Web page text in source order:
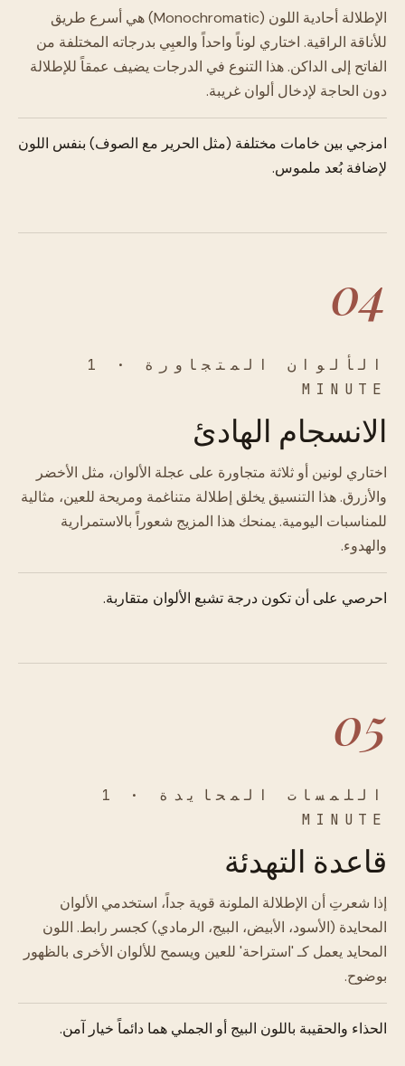
الإطلالة أحادية اللون (Monochromatic) هي أسرع طريق
للأناقة الراقية. اختاري لوناً واحداً والعبِي بدرجاته المختلفة من
الفاتح إلى الداكن. هذا التنوع في الدرجات يضيف عمقاً للإطلالة
دون الحاجة لإدخال ألوان غريبة.
امزجي بين خامات مختلفة (مثل الحرير مع الصوف) بنفس اللون
لإضافة بُعد ملموس.
04
الألوان المتجاورة · 1
MINUTE
الانسجام الهادئ
اختاري لونين أو ثلاثة متجاورة على عجلة الألوان، مثل الأخضر
والأزرق. هذا التنسيق يخلق إطلالة متناغمة ومريحة للعين، مثالية
للمناسبات اليومية. يمنحك هذا المزيج شعوراً بالاستمرارية
والهدوء.
احرصي على أن تكون درجة تشبع الألوان متقاربة.
05
اللمسات المحايدة · 1
MINUTE
قاعدة التهدئة
إذا شعرتِ أن الإطلالة الملونة قوية جداً، استخدمي الألوان
المحايدة (الأسود، الأبيض، البيج، الرمادي) كجسر رابط. اللون
المحايد يعمل كـ 'استراحة' للعين ويسمح للألوان الأخرى بالظهور
بوضوح.
الحذاء والحقيبة باللون البيج أو الجملي هما دائماً خيار آمن.